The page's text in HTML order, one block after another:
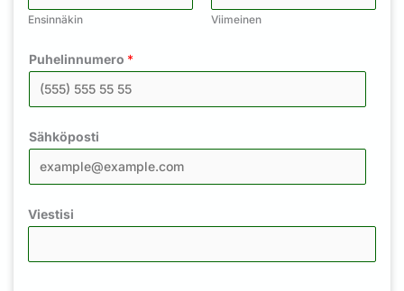
Ensinnäkin Viimeinen
Puhelinnumero *
Sähköposti
Viestisi